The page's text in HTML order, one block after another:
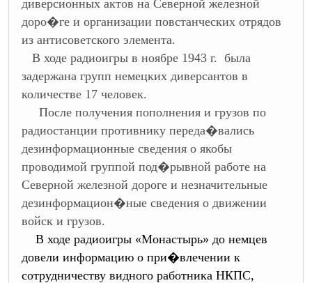
диверсионных актов на Северной железной
доро�ге и организации повстанческих отрядов
из антисоветского элемента.
В ходе радиоигры в ноябре 1943 г. была
задержана групп немецких диверсантов в
количестве 17 человек.
После получения пополнения и грузов по
радиостанции противнику переда�вались
дезинформационные сведения о якобы
проводимой группой под�рывной работе на
Северной железной дороге и незначительные
дезинформацион�ные сведения о движении
войск и грузов.
В ходе радиоигры «Монастырь» до немцев
довели информацию о при�влечении к
сотрудничеству видного работника НКПС,